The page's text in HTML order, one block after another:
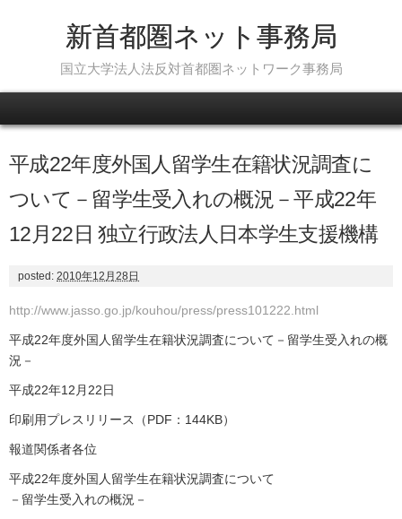
新首都圏ネット事務局
国立大学法人法反対首都圏ネットワーク事務局
平成22年度外国人留学生在籍状況調査に
ついて－留学生受入れの概況－平成22年
12月22日 独立行政法人日本学生支援機構
posted: 2010年12月28日
http://www.jasso.go.jp/kouhou/press/press101222.html
平成22年度外国人留学生在籍状況調査について－留学生受入れの概
況－
平成22年12月22日
印刷用プレスリリース（PDF：144KB）
報道関係者各位
平成22年度外国人留学生在籍状況調査について
－留学生受入れの概況－